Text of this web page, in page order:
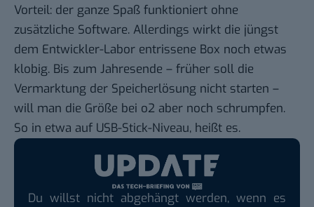
Vorteil: der ganze Spaß funktioniert ohne
zusätzliche Software. Allerdings wirkt die jüngst
dem Entwickler-Labor entrissene Box noch etwas
klobig. Bis zum Jahresende – früher soll die
Vermarktung der Speicherlösung nicht starten –
will man die Größe bei o2 aber noch schrumpfen.
So in etwa auf USB-Stick-Niveau, heißt es.
Du willst nicht abgehängt werden, wenn es